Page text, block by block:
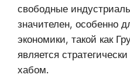
свободные
значителен, особенно
экономики, такой как
является
хабом.